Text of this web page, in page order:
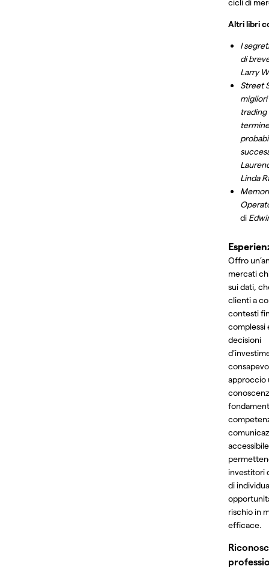
cicli di
Altri libri
I
di
Larry
Street
trading
Linda
di
Offro
mercati
sui dati,
clienti a
contesti
complessi
decisioni
approccio
investitori
di
rischio in
efficace.